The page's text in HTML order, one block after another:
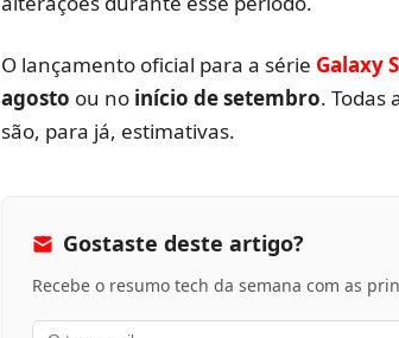
O lançamento oficial para a série Galaxy
agosto ou no início de setembro. Todas
são, para já, estimativas.
Gostaste deste artigo?
Recebe o resumo tech da semana com as